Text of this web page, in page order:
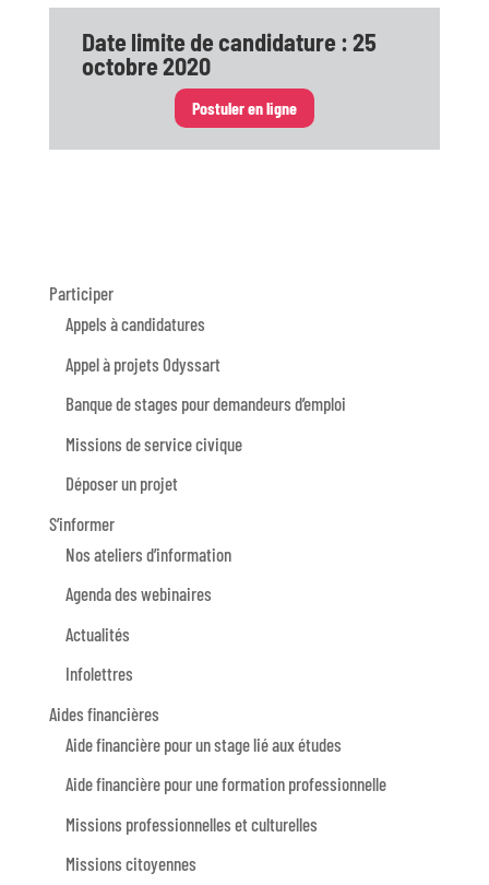
Date limite de candidature : 25
octobre 2020
Postuler en ligne
Participer
Appels à candidatures
Appel à projets Odyssart
Banque de stages pour demandeurs d’emploi
Missions de service civique
Déposer un projet
S’informer
Nos ateliers d’information
Agenda des webinaires
Actualités
Infolettres
Aides financières
Aide financière pour un stage lié aux études
Aide financière pour une formation professionnelle
Missions professionnelles et culturelles
Missions citoyennes